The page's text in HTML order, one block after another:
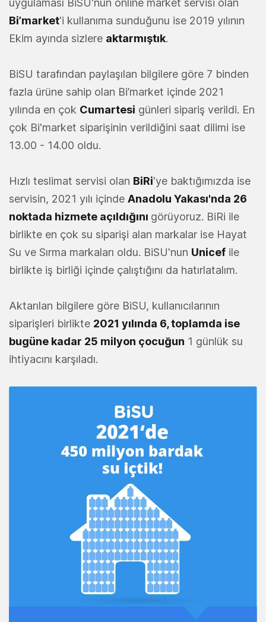
uygulaması BiSU'nun online market servisi olan
Bi’market'i kullanıma sunduğunu ise 2019 yılının
Ekim ayında sizlere aktarmıştık.
BiSU tarafından paylaşılan bilgilere göre 7 binden
fazla ürüne sahip olan Bi’market içinde 2021
yılında en çok Cumartesi günleri sipariş verildi. En
çok Bi'market siparişinin verildiğini saat dilimi ise
13.00 - 14.00 oldu.
Hızlı teslimat servisi olan BiRi'ye baktığımızda ise
servisin, 2021 yılı içinde Anadolu Yakası'nda 26
noktada hizmete açıldığını görüyoruz. BiRi ile
birlikte en çok su siparişi alan markalar ise Hayat
Su ve Sırma markaları oldu. BiSU'nun Unicef ile
birlikte iş birliği içinde çalıştığını da hatırlatalım.
Aktarılan bilgilere göre BiSU, kullanıcılarının
siparişleri birlikte 2021 yılında 6, toplamda ise
bugüne kadar 25 milyon çocuğun 1 günlük su
ihtiyacını karşıladı.